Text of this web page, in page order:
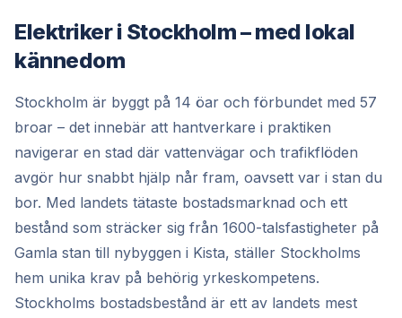
Elektriker i Stockholm – med lokal
kännedom
Stockholm är byggt på 14 öar och förbundet med 57
broar – det innebär att hantverkare i praktiken
navigerar en stad där vattenvägar och trafikflöden
avgör hur snabbt hjälp når fram, oavsett var i stan du
bor. Med landets tätaste bostadsmarknad och ett
bestånd som sträcker sig från 1600-talsfastigheter på
Gamla stan till nybyggen i Kista, ställer Stockholms
hem unika krav på behörig yrkeskompetens.
Stockholms bostadsbestånd är ett av landets mest